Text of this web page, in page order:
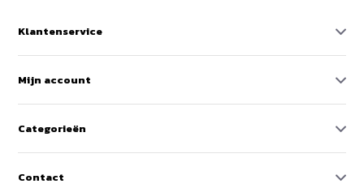
Klantenservice
Mijn account
Categorieën
Contact